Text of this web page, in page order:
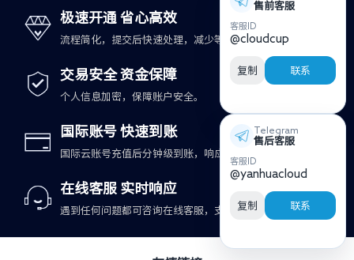
极速开通 省心高效
流程简化，提交后快速处理，减少等待时间。
交易安全 资金保障
个人信息加密，保障账户安全。
国际账号 快速到账
国际云账号充值后分钟级到账，响应更及时。
在线客服 实时响应
遇到任何问题都可咨询在线客服，支持快速处理。
售前客服
客服ID
@cloudcup
复制 联系
Telegram
售后客服
客服ID
@yanhuacloud
复制 联系